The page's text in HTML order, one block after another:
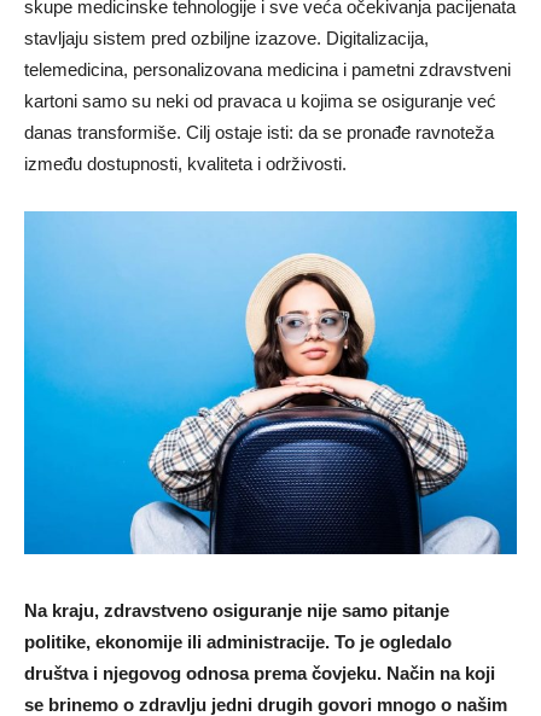
skupe medicinske tehnologije i sve veća očekivanja pacijenata
stavljaju sistem pred ozbiljne izazove. Digitalizacija,
telemedicina, personalizovana medicina i pametni zdravstveni
kartoni samo su neki od pravaca u kojima se osiguranje već
danas transformiše. Cilj ostaje isti: da se pronađe ravnoteža
između dostupnosti, kvaliteta i održivosti.
Na kraju, zdravstveno osiguranje nije samo pitanje
politike, ekonomije ili administracije. To je ogledalo
društva i njegovog odnosa prema čovjeku. Način na koji
se brinemo o zdravlju jedni drugih govori mnogo o našim